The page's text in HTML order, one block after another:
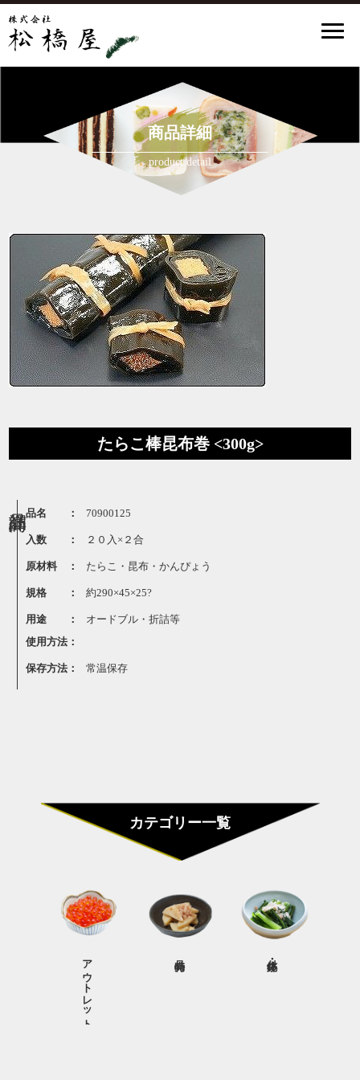
商品詳細
product detail
たらこ棒昆布巻 <300g>
品名 ： 70900125
入数 ： ２０入×２合
原材料 ： たらこ・昆布・かんぴょう
規格 ： 約290×45×25?
用途 ：
オードブル・折詰等
使用方法：
保存方法： 常温保存
カテゴリー一覧
アウトレット商品